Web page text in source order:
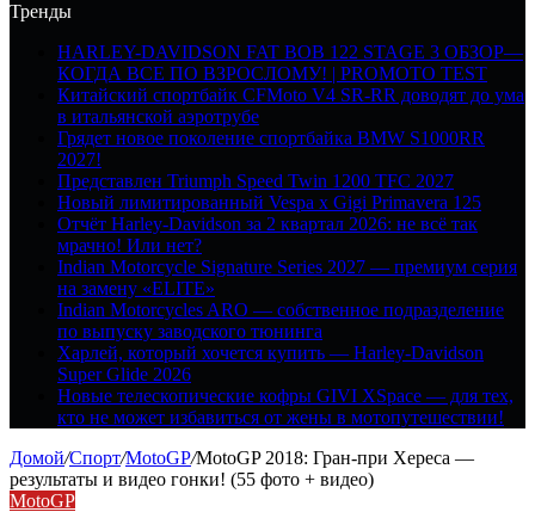
Тренды
HARLEY-DAVIDSON FAT BOB 122 STAGE 3 ОБЗОР—
КОГДА ВСЕ ПО ВЗРОСЛОМУ! | PROMOTO TEST
Китайский спортбайк CFMoto V4 SR-RR доводят до ума
в итальянской аэротрубе
Грядет новое поколение спортбайка BMW S1000RR
2027!
Представлен Triumph Speed Twin 1200 TFC 2027
Новый лимитированный Vespa x Gigi Primavera 125
Отчёт Harley-Davidson за 2 квартал 2026: не всё так
мрачно! Или нет?
Indian Motorcycle Signature Series 2027 — премиум серия
на замену «ELITE»
Indian Motorcycles ARO — собственное подразделение
по выпуску заводского тюнинга
Харлей, который хочется купить — Harley-Davidson
Super Glide 2026
Новые телескопические кофры GIVI XSpace — для тех,
кто не может избавиться от жены в мотопутешествии!
Домой/Спорт/MotoGP/MotoGP 2018: Гран-при Хереса —
результаты и видео гонки! (55 фото + видео)
MotoGP